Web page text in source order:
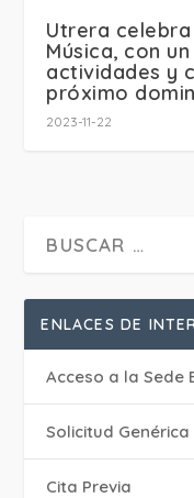
Utrera
Música, con
actividades y
próximo
2023-11-22
ENLACES DE
Acceso a la Sede
Solicitud Genérica
Cita Previa